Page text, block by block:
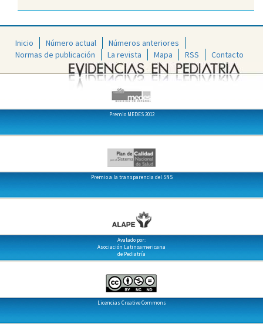
Inicio Número actual
Números anteriores
Normas de publicación
La revista Mapa RSS Contacto
Premio MEDES 2012
Premio a la transparencia del SNS
Avalado por:
Asociación Latinoamericana
de Pediatría
Licencias Creative Commons